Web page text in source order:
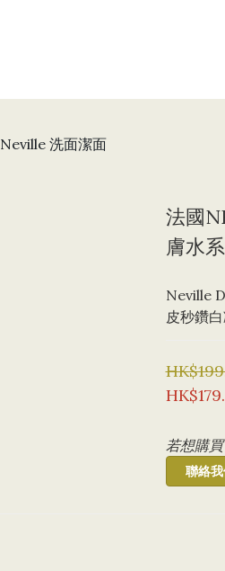
Neville 洗面潔面
法國
膚水
Neville
皮秒鑽
若想購買
聯絡